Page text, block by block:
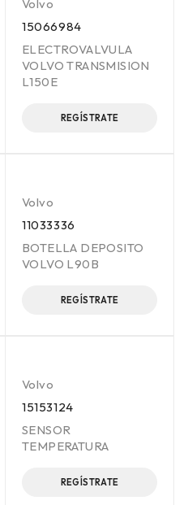
Volvo
15066984
ELECTROVALVULA
VOLVO TRANSMISION
L150E
REGÍSTRATE
Volvo
11033336
BOTELLA DEPOSITO
VOLVO L90B
REGÍSTRATE
Volvo
15153124
SENSOR
TEMPERATURA
REGÍSTRATE